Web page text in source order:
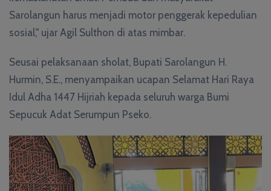
Sarolangun harus menjadi motor penggerak kepedulian
sosial," ujar Agil Sulthon di atas mimbar.
Seusai pelaksanaan sholat, Bupati Sarolangun H.
Hurmin, S.E., menyampaikan ucapan Selamat Hari Raya
Idul Adha 1447 Hijriah kepada seluruh warga Bumi
Sepucuk Adat Serumpun Pseko.